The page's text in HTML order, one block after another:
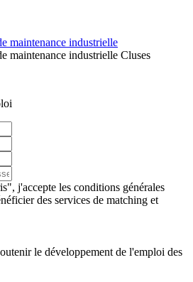
maintenance industrielle
maintenance industrielle Cluses
j'accepte les conditions générales
des services de matching et
le développement de l'emploi des